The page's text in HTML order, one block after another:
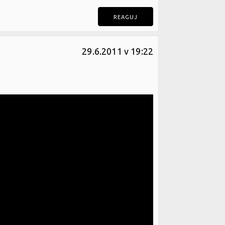
REAGUJ
29.6.2011 v 19:22